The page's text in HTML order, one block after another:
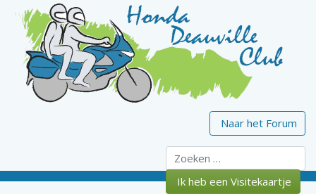
Naar het Forum
Zoeken
Ik heb een Visitekaartje